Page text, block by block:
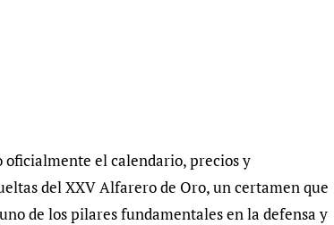
oficialmente el calendario, precios y
del XXV Alfarero de Oro, un certamen que
de los pilares fundamentales en la defensa y